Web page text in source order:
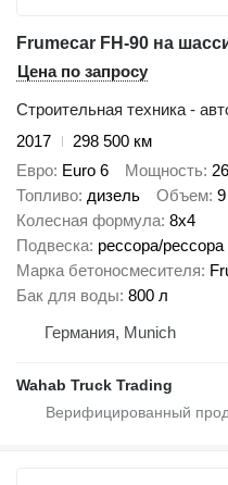
Frumecar FH-90 на
Цена по запросу
Строительная техника -
2017
298 500 км
Евро Euro 6 Мощность
Топливо дизель Объем
Колесная формула 8x4
Подвеска рессора/рессора
Марка бетоносмесителя
Бак для воды 800 л
Германия, Munich
Wahab Truck Trading